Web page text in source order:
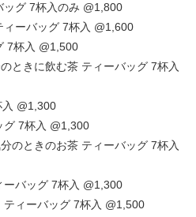
ッグ 7杯入のみ @1,800
ィーバッグ 7杯入 @1,600
7杯入 @1,500
ときに飲む茶 ティーバッグ 7杯入
@1,300
グ 7杯入 @1,300
のときのお茶 ティーバッグ 7杯入
バッグ 7杯入 @1,300
ィーバッグ 7杯入 @1,500